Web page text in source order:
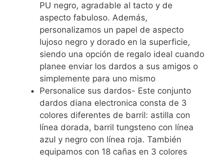
PU negro, agradable al tacto y de
aspecto fabuloso. Además,
personalizamos un papel de aspecto
lujoso negro y dorado en la superficie,
siendo una opción de regalo ideal cuando
planee enviar los dardos a sus amigos o
simplemente para uno mismo
Personalice sus dardos- Este conjunto
dardos diana electronica consta de 3
colores diferentes de barril: astilla con
línea dorada, barril tungsteno con línea
azul y negro con línea roja. También
equipamos con 18 cañas en 3 colores